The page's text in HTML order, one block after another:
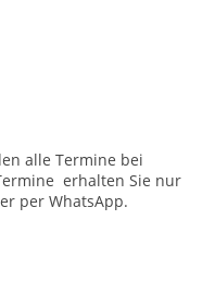
alle Termine bei
erhalten Sie nur
per WhatsApp.